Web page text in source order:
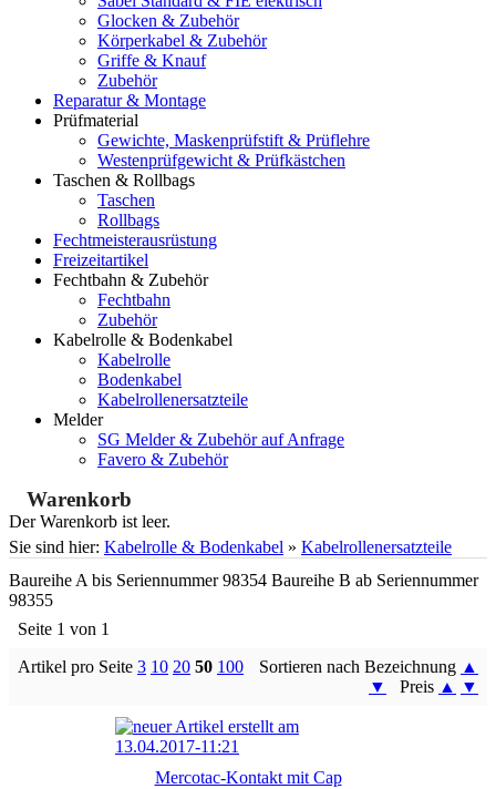
Glocken & Zubehör
Körperkabel & Zubehör
Griffe & Knauf
Zubehör
Reparatur & Montage
Prüfmaterial
Gewichte, Maskenprüfstift & Prüflehre
Westenprüfgewicht & Prüfkästchen
Taschen & Rollbags
Taschen
Rollbags
Fechtmeisterausrüstung
Freizeitartikel
Fechtbahn & Zubehör
Fechtbahn
Zubehör
Kabelrolle & Bodenkabel
Kabelrolle
Bodenkabel
Kabelrollenersatzteile
Melder
SG Melder & Zubehör auf Anfrage
Favero & Zubehör
Warenkorb
Der Warenkorb ist leer.
Sie sind hier: Kabelrolle & Bodenkabel » Kabelrollenersatzteile
Baureihe A bis Seriennummer 98354 Baureihe B ab Seriennummer
98355
Seite 1 von 1
Artikel pro Seite 3 10 20 50 100 Sortieren nach Bezeichnung ▲
▼
Preis ▲ ▼
Mercotac-Kontakt mit Cap